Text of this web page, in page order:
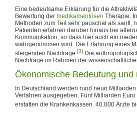
Eine bedeutsame Erklärung für die
Bewertung der medikamentösen Therapie.
Methoden zum Teil sehr pauschal als
Patienten erfahren darüber hinaus bei
Kommunikation, so dass hier auch ein
wahrgenommen wird. Die Erfahrung eines
steigenden Nachfrage.[3] Die
Nachfrage im Rahmen der
Ökonomische Bedeutung und
In Deutschland werden rund neun
Verfahren ausgegeben. Fünf Milliarden
erstatten die Krankenkassen. 40.000 Ärzte